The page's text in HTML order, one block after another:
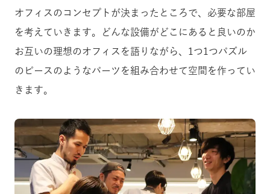
オフィスのコンセプトが決まったところで、必要な部屋
を考えていきます。どんな設備がどこにあると良いのか
お互いの理想のオフィスを語りながら、1つ1つパズル
のピースのようなパーツを組み合わせて空間を作ってい
きます。